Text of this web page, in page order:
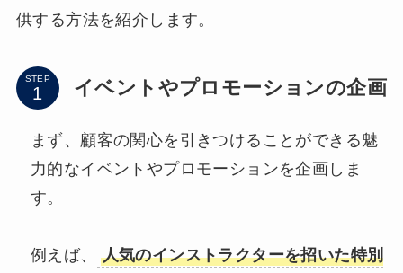
供する方法を紹介します。
STEP イベントやプロモーションの企画
まず、顧客の関心を引きつけることができる魅
力的なイベントやプロモーションを企画しま
す。
例えば、
人気のインストラクターを招いた特別